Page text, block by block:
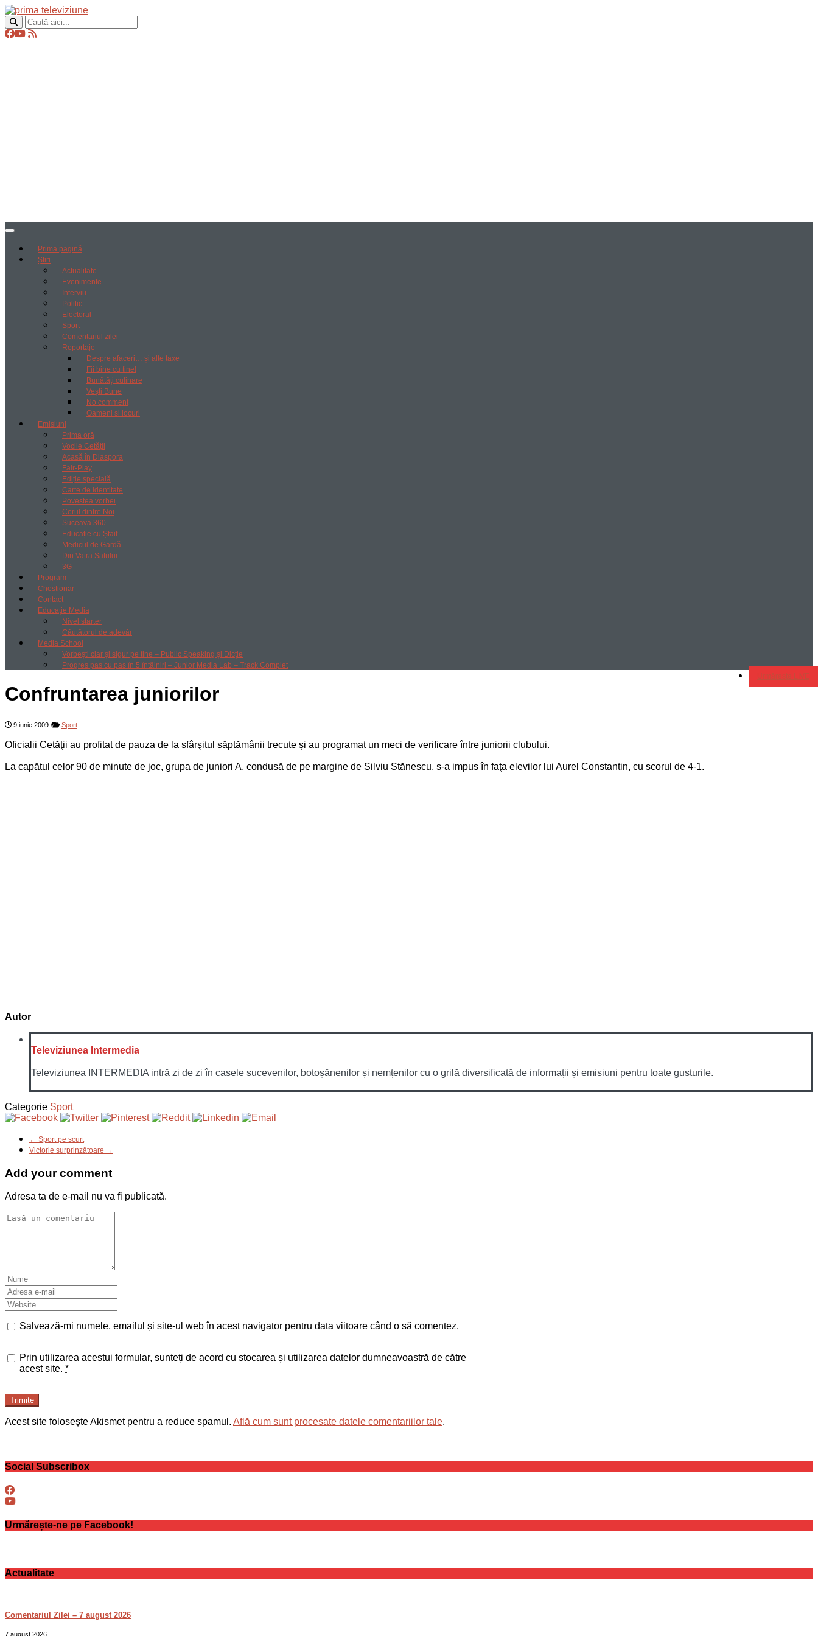
Prima pagină
Știri
Actualitate
Evenimente
Interviu
Politic
Electoral
Sport
Comentariul zilei
Reportaje
Despre afaceri… și alte taxe
Fii bine cu tine!
Bunătăți culinare
Vești Bune
No comment
Oameni si locuri
Emisiuni
Prima oră
Vocile Cetății
Acasă în Diaspora
Fair-Play
Ediție specială
Carte de Identitate
Povestea vorbei
Cerul dintre Noi
Suceava 360
Educație cu Ștaif
Medicul de Gardă
Din Vatra Satului
3G
Program
Chestionar
Contact
Educație Media
Nivel starter
Căutătorul de adevăr
Media School
Vorbești clar și sigur pe tine – Public Speaking și Dicție
Progres pas cu pas în 5 întâlniri – Junior Media Lab – Track Complet
Urmărește LIVE
Confruntarea juniorilor
9 iunie 2009 / Sport
Oficialii Cetăţii au profitat de pauza de la sfârşitul săptămânii trecute şi au programat un meci de verificare între juniorii clubului.
La capătul celor 90 de minute de joc, grupa de juniori A, condusă de pe margine de Silviu Stănescu, s-a impus în faţa elevilor lui Aurel Constantin, cu scorul de 4-1.
Autor
Televiziunea Intermedia
Televiziunea INTERMEDIA intră zi de zi în casele sucevenilor, botoșănenilor și nemțenilor cu o grilă diversificată de informații și emisiuni pentru toate gusturile.
Categorie Sport
← Sport pe scurt
Victorie surprinzătoare →
Add your comment
Adresa ta de e-mail nu va fi publicată.
Salvează-mi numele, emailul și site-ul web în acest navigator pentru data viitoare când o să comentez.
Prin utilizarea acestui formular, sunteți de acord cu stocarea și utilizarea datelor dumneavoastră de către
acest site. *
Trimite
Acest site folosește Akismet pentru a reduce spamul. Află cum sunt procesate datele comentariilor tale.
Social Subscribox
Urmărește-ne pe Facebook!
Actualitate
Comentariul Zilei – 7 august 2026
7 august 2026